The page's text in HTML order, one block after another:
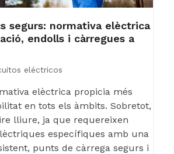
segurs: normativa elèctrica
endolls i càrregues a
eléctricos
elèctrica propicia més
en tots els àmbits. Sobretot,
lliure, ja que requereixen
específiques amb una
punts de càrrega segurs i